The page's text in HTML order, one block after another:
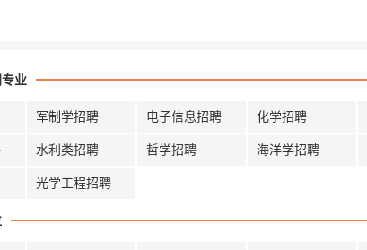
业
军制学招聘 电子信息招聘 化学招聘
水利类招聘 哲学招聘 海洋学招聘
光学工程招聘